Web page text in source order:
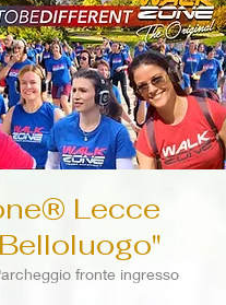
Lecce
fronte ingresso